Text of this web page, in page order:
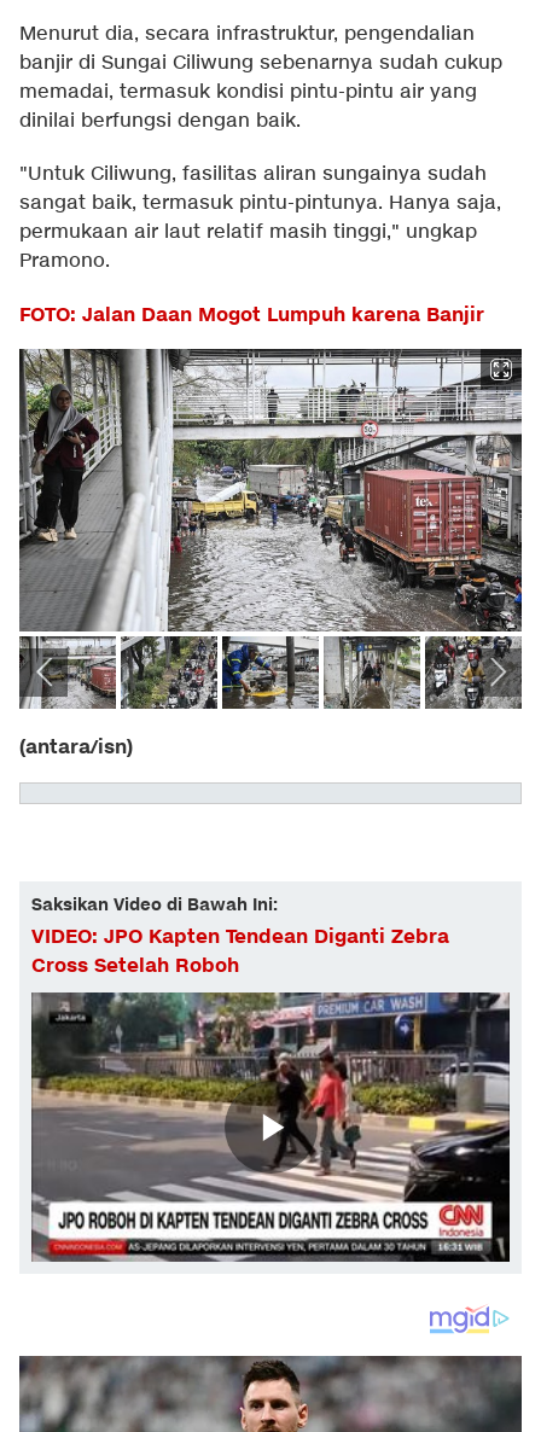
Menurut dia, secara infrastruktur, pengendalian
banjir di Sungai Ciliwung sebenarnya sudah cukup
memadai, termasuk kondisi pintu-pintu air yang
dinilai berfungsi dengan baik.
"Untuk Ciliwung, fasilitas aliran sungainya sudah
sangat baik, termasuk pintu-pintunya. Hanya saja,
permukaan air laut relatif masih tinggi," ungkap
Pramono.
FOTO: Jalan Daan Mogot Lumpuh karena Banjir
(antara/isn)
Saksikan Video di Bawah Ini:
VIDEO: JPO Kapten Tendean Diganti Zebra
Cross Setelah Roboh